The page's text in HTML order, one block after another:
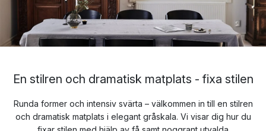
En stilren och dramatisk matplats - fixa stilen
Runda former och intensiv svärta – välkommen in till en stilren
och dramatisk matplats i elegant gråskala. Vi visar dig hur du